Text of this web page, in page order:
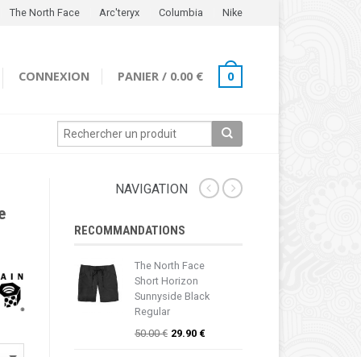
The North Face Arc'teryx Columbia Nike
CONNEXION PANIER / 0.00 € 0
NAVIGATION
RECOMMANDATIONS
The North Face
Short Horizon
Sunnyside Black
Regular
50.00 € 29.90 €